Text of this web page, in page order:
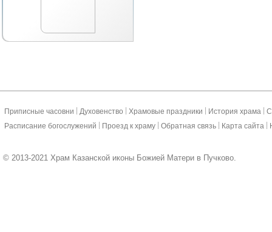
Приписные часовни Духовенство Храмовые праздники История храма
Расписание богослужений
Проезд к храму Обратная связь Карта сайта
© 2013-2021 Храм Казанской иконы Божией Матери в Пучково.